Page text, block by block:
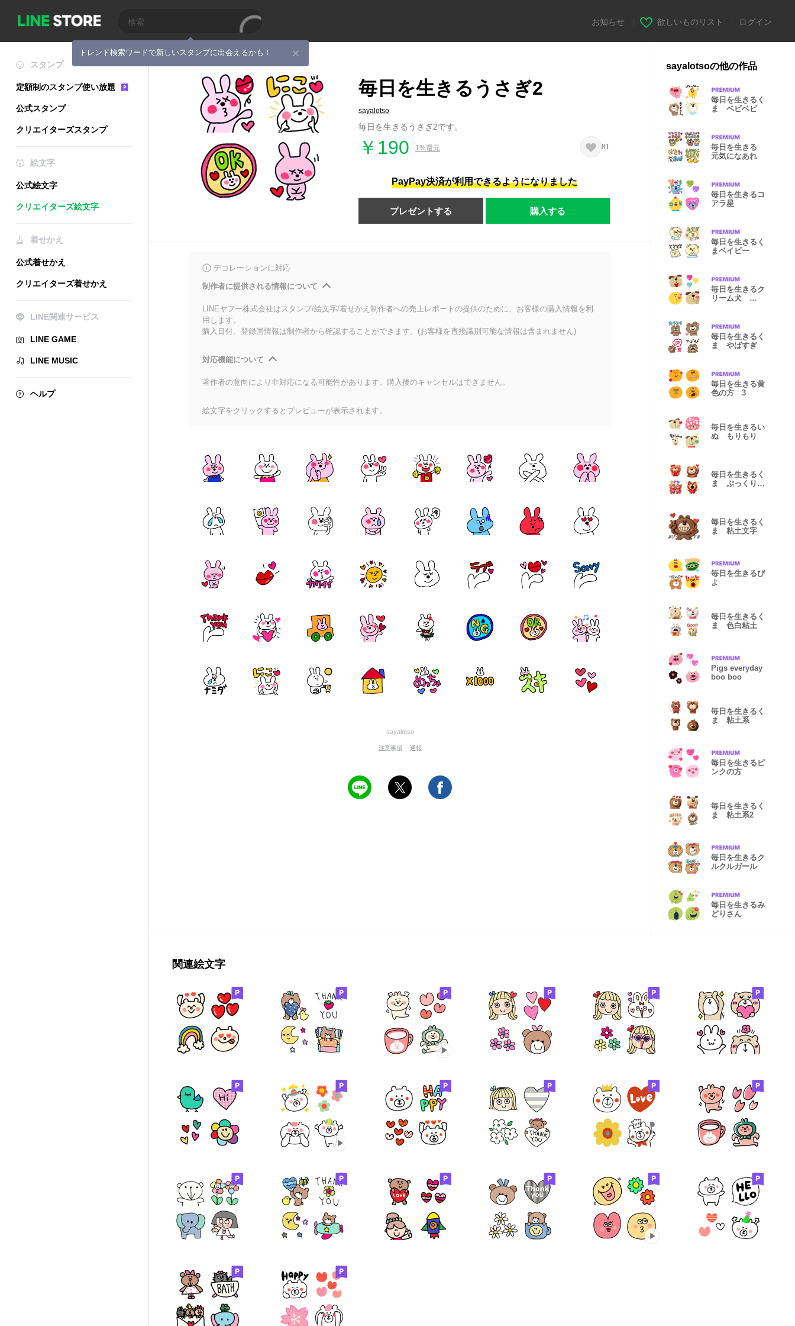
トレンド検索ワードで新しいスタンプに出会えるかも！
お知らせ 欲しいものリスト ログイン
スタンプ
定額制のスタンプ使い放題
公式スタンプ
クリエイターズスタンプ
絵文字
公式絵文字
クリエイターズ絵文字
着せかえ
公式着せかえ
クリエイターズ着せかえ
LINE関連サービス
LINE GAME
LINE MUSIC
ヘルプ
毎日を生きるうさぎ2
sayalotso
毎日を生きるうさぎ2です。
￥190 1%還元 81
PayPay決済が利用できるようになりました
プレゼントする 購入する
デコレーションに対応
制作者に提供される情報について
LINEヤフー株式会社はスタンプ/絵文字/着せかえ制作者への売上レポートの提供のために、お客様の購入情報を利
用します。
購入日付、登録国情報は制作者から確認することができます。(お客様を直接識別可能な情報は含まれません)
対応機能について
著作者の意向により非対応になる可能性があります。購入後のキャンセルはできません。
絵文字をクリックするとプレビューが表示されます。
sayalotso
注意事項 通報
sayalotsoの他の作品
毎日を生きるく
ま ベビベビ
毎日を生きる
元気になあれ
毎日を生きるコ
アラ星
毎日を生きるく
まベイビー
毎日を生きるク
リーム犬
毎日を生きるく
ま やばすぎ
毎日を生きる黄
色の方 3
毎日を生きるい
ぬ もりもり
毎日を生きるく
ま ぷっくりつ
毎日を生きるく
ま 粘土文字
毎日を生きるぴ
よ
毎日を生きるく
ま 色白粘土
Pigs everyday
boo boo
毎日を生きるく
ま 粘土系
毎日を生きるピ
ンクの方
毎日を生きるく
ま 粘土系2
毎日を生きるク
ルクルガール
毎日を生きるみ
どりさん
関連絵文字